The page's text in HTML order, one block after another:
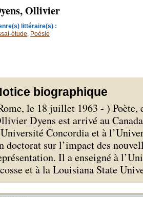
Ollivier
littéraire(s) :
étude, Poésie
biographique
le 18 juillet 1963 - ) Poète,
Dyens est arrivé au
Concordia et à
doctorat sur l’impact des
Il a enseigné à
et à la Louisiana State